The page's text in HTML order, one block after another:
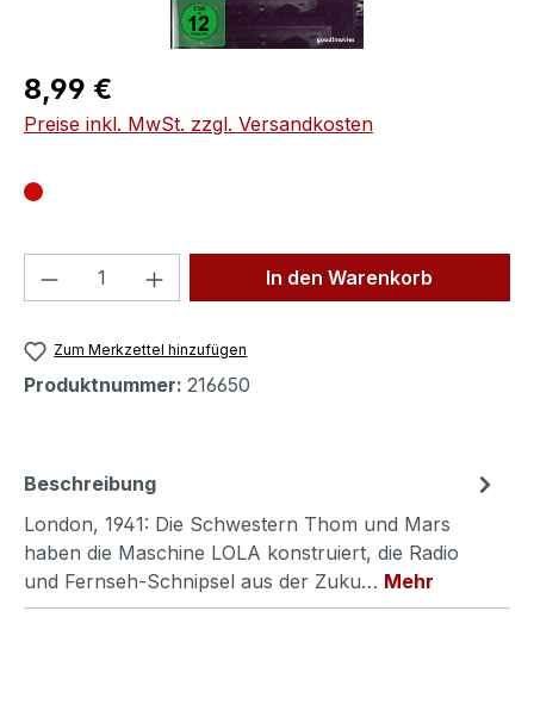
Regulärer Preis:
8,99 €
Preise inkl. MwSt. zzgl. Versandkosten
Produkt Anzahl: Gib denIn den Warenkorb
Zum Merkzettel hinzufügen
Produktnummer: 216650
Beschreibung
London, 1941: Die Schwestern Thom und Mars
haben die Maschine LOLA konstruiert, die Radio
und Fernseh-Schnipsel aus der Zuku… Mehr